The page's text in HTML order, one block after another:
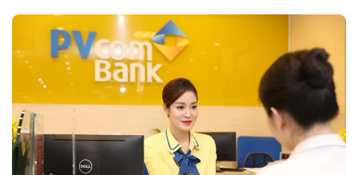
thương hiệu.